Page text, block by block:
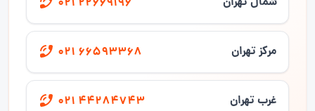
مرکز تهران 021 66593368
غرب تهران 021 44284743